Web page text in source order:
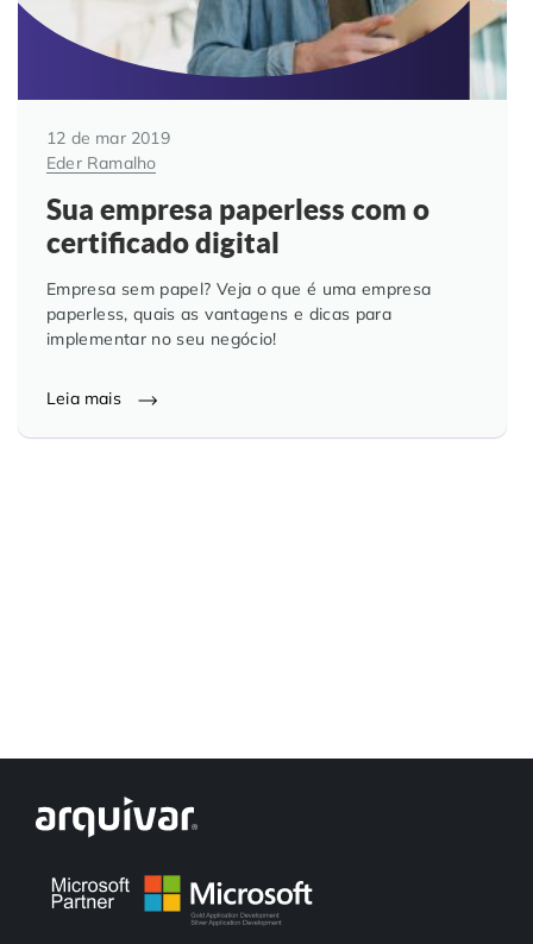
12 de mar 2019
Eder Ramalho
Sua empresa paperless com o
certificado digital
Empresa sem papel? Veja o que é uma empresa
paperless, quais as vantagens e dicas para
implementar no seu negócio!
Leia mais